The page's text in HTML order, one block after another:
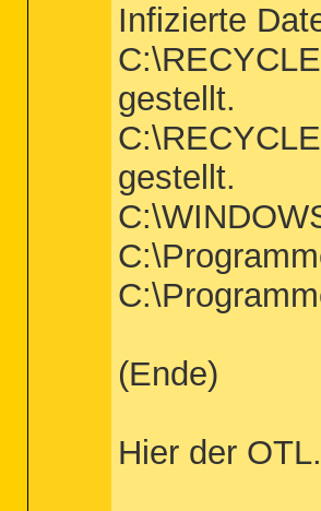
Infizierte
gestellt.
gestellt.
(Ende)
Hier der